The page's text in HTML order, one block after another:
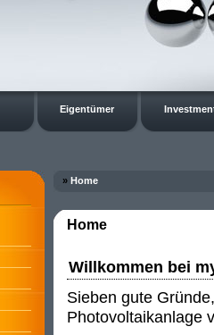
Eigentümer
» Home
Home
Willkommen bei
Sieben gute
Photovoltaikanlage